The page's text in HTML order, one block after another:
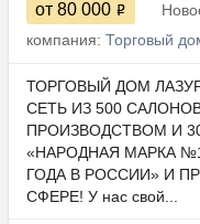
от 80 000
компания: Торговый
ТОРГОВЫЙ ДОМ
СЕТЬ ИЗ 500
ПРОИЗВОДСТВОМ И
«НАРОДНАЯ МАРКА
ГОДА В РОССИИ» И
СФЕРЕ! У нас свой...